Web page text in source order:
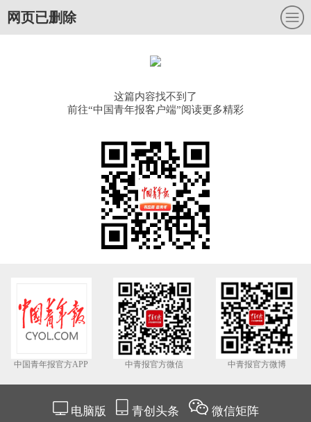
网页已删除
这篇内容找不到了
前往“中国青年报客户端”阅读更多精彩
中国青年报官方APP 中青报官方微信 中青报官方微博
电脑版 青创头条 微信矩阵